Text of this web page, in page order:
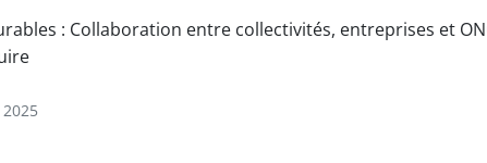
: Collaboration entre collectivités, entreprises et